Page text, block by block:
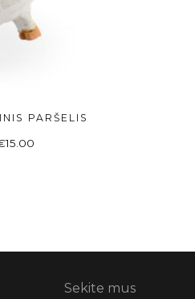
KREPŠELĮPARŠELIS
15.00
Sekite mus